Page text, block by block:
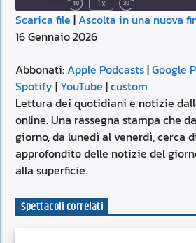
1x
SUBSCRIBE SHARE
Apple Podcasts
YouTube
RSS FEED
SHARE
LINK
EMBED
Scarica file |Ascolta in una nuova
16 Gennaio 2026
Abbonati:Apple Podcasts|Google
Spotify | YouTube |custom
Lettura dei quotidiani e notizie
online. Una rassegna stampa che
giorno, da lunedì al venerdì, cerca
approfondito delle notizie del
alla superficie.
Spettacoli correlati